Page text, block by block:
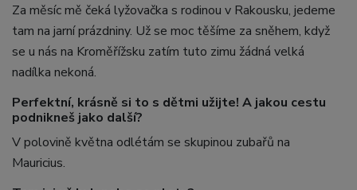
Za měsíc mě čeká lyžovačka s rodinou v Rakousku, jedeme
tam na jarní prázdniny. Už se moc těšíme za sněhem, když
se u nás na Kroměřížsku zatím tuto zimu žádná velká
nadílka nekoná.
Perfektní, krásně si to s dětmi užijte! A jakou cestu
podnikneš jako další?
V polovině května odlétám se skupinou zubařů na
Mauricius.